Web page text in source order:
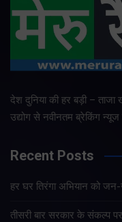
देश दुनिया की हर बड़ी –
उद्योग से नवीनतम ब्रेकिंग
Recent Posts
हर घर तिरंगा अभियान को
तीसरी बार सरकार के संकल्प